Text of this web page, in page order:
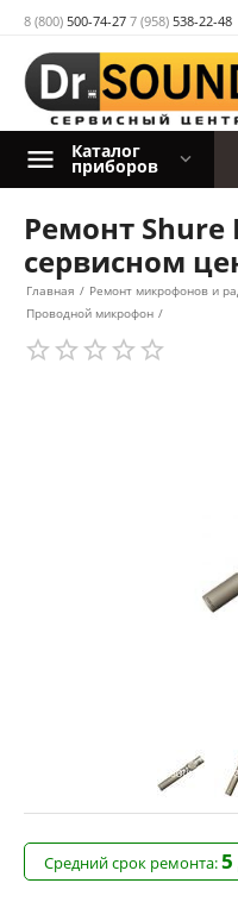
8 (800) 500-74-27 7 (958) 538-22-48
Каталог
приборов
Ремонт Shure
сервисном
Главная / Ремонт микрофонов и
Проводной микрофон /
Средний срок ремонта: